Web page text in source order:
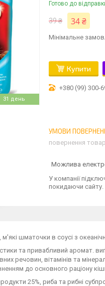
31 день
Готово до
39 ₴ 34 ₴
Мінімальне
Купити
+380 (99) 300-
повернення
У компанії
покидаючи сайту.
шматочки в соусі з
та привабливий аромат.
речовин, вітамінів та
до основного раціону
25%, риба та рибні